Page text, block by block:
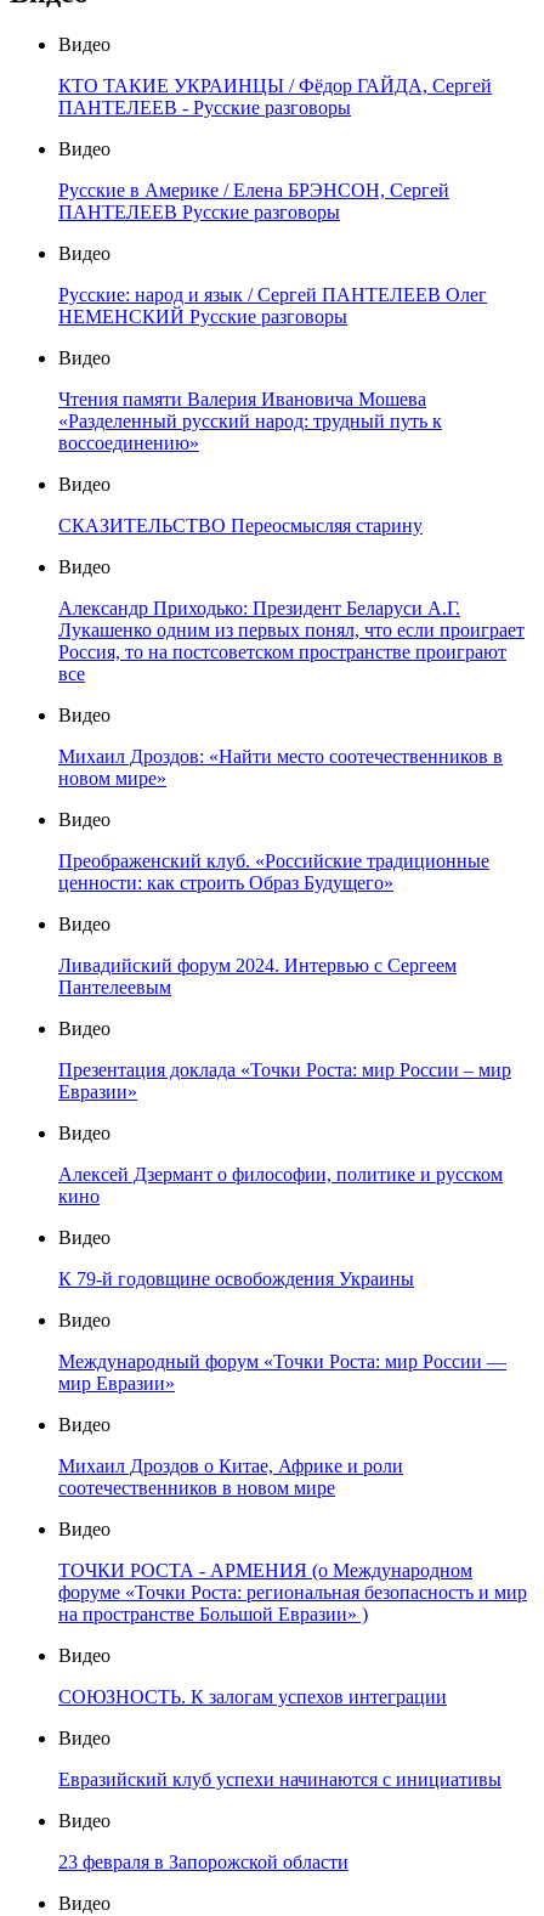
Видео
КТО ТАКИЕ УКРАИНЦЫ / Фёдор ГАЙДА, Сергей
ПАНТЕЛЕЕВ - Русские разговоры
Видео
Русские в Америке / Елена БРЭНСОН, Сергей
ПАНТЕЛЕЕВ Русские разговоры
Видео
Русские: народ и язык / Сергей ПАНТЕЛЕЕВ Олег
НЕМЕНСКИЙ Русские разговоры
Видео
Чтения памяти Валерия Ивановича Мошева
«Разделенный русский народ: трудный путь к
воссоединению»
Видео
СКАЗИТЕЛЬСТВО Переосмысляя старину
Видео
Александр Приходько: Президент Беларуси А.Г.
Лукашенко одним из первых понял, что если проиграет
Россия, то на постсоветском пространстве проиграют
все
Видео
Михаил Дроздов: «Найти место соотечественников в
новом мире»
Видео
Преображенский клуб. «Российские традиционные
ценности: как строить Образ Будущего»
Видео
Ливадийский форум 2024. Интервью с Сергеем
Пантелеевым
Видео
Презентация доклада «Точки Роста: мир России – мир
Евразии»
Видео
Алексей Дзермант о философии, политике и русском
кино
Видео
К 79-й годовщине освобождения Украины
Видео
Международный форум «Точки Роста: мир России —
мир Евразии»
Видео
Михаил Дроздов о Китае, Африке и роли
соотечественников в новом мире
Видео
ТОЧКИ РОСТА - АРМЕНИЯ (о Международном
форуме «Точки Роста: региональная безопасность и мир
на пространстве Большой Евразии» )
Видео
СОЮЗНОСТЬ. К залогам успехов интеграции
Видео
Евразийский клуб успехи начинаются с инициативы
Видео
23 февраля в Запорожской области
Видео